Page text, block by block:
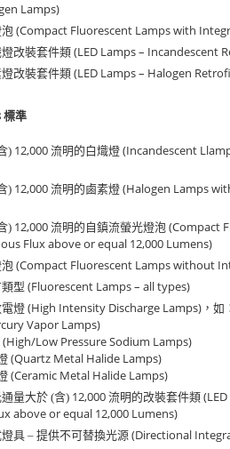
Lamps)
(Compact Fluorescent Lamps with
改裝套件類 (LED Lamps – Incandescent
改裝套件類 (LED Lamps – Halogen
標準
) 12,000 流明的白熾燈 (Incandescent
) 12,000 流明的鹵素燈 (Halogen Lamps
) 12,000 流明的自鎮流螢光燈泡 (Compact
Flux above or equal 12,000 Lumens)
(Compact Fluorescent Lamps without
型 (Fluorescent Lamps – all types)
燈 (High Intensity Discharge Lamps) ，如
Vapor Lamps)
(High/Low Pressure Sodium Lamps)
(Quartz Metal Halide Lamps)
(Ceramic Metal Halide Lamps)
量大於 (含) 12,000 流明的改裝套件類
above or equal 12,000 Lumens)
具 – 提供不可替換光源 (Directional